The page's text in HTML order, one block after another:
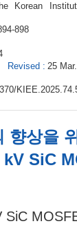
Korean
-898
Revised : 25
향상을
SiC
SiC